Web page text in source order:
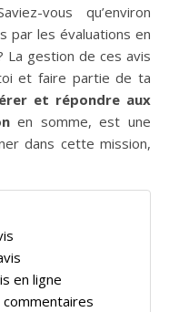
vous qu’environ
par les évaluations en
La gestion de ces avis
et faire partie de ta
et répondre aux
en somme, est une
dans cette mission,
en ligne